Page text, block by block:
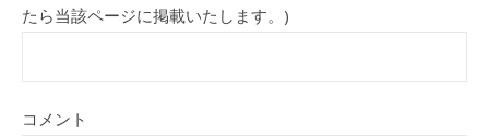
たら当該ページに掲載いたします。)
コメント